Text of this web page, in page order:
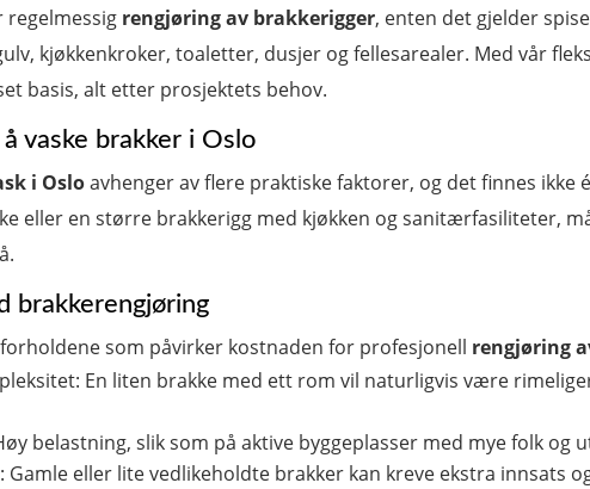
regelmessig rengjøring av brakkerigger, enten det gjelder
kjøkkenkroker, toaletter, dusjer og fellesarealer. Med vår
basis, alt etter prosjektets behov.
vaske brakker i Oslo
i Osloavhenger av flere praktiske faktorer, og det finnes
eller en større brakkerigg med kjøkken og sanitærfasiliteter,
brakkerengjøring
som påvirker kostnaden for profesjonell rengjøring
En liten brakke med ett rom vil naturligvis være
belastning, slik som på aktive byggeplasser med mye folk og
Gamle eller lite vedlikeholdte brakker kan kreve ekstra innsats